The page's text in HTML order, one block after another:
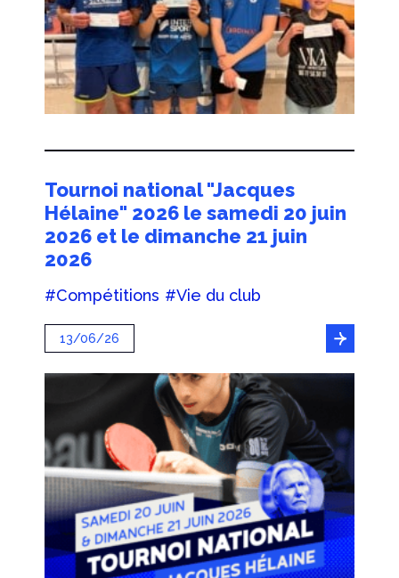
Tournoi national "Jacques
Hélaine" 2026 le samedi 20 juin
2026 et le dimanche 21 juin
2026
#Compétitions #Vie du club
13/06/26